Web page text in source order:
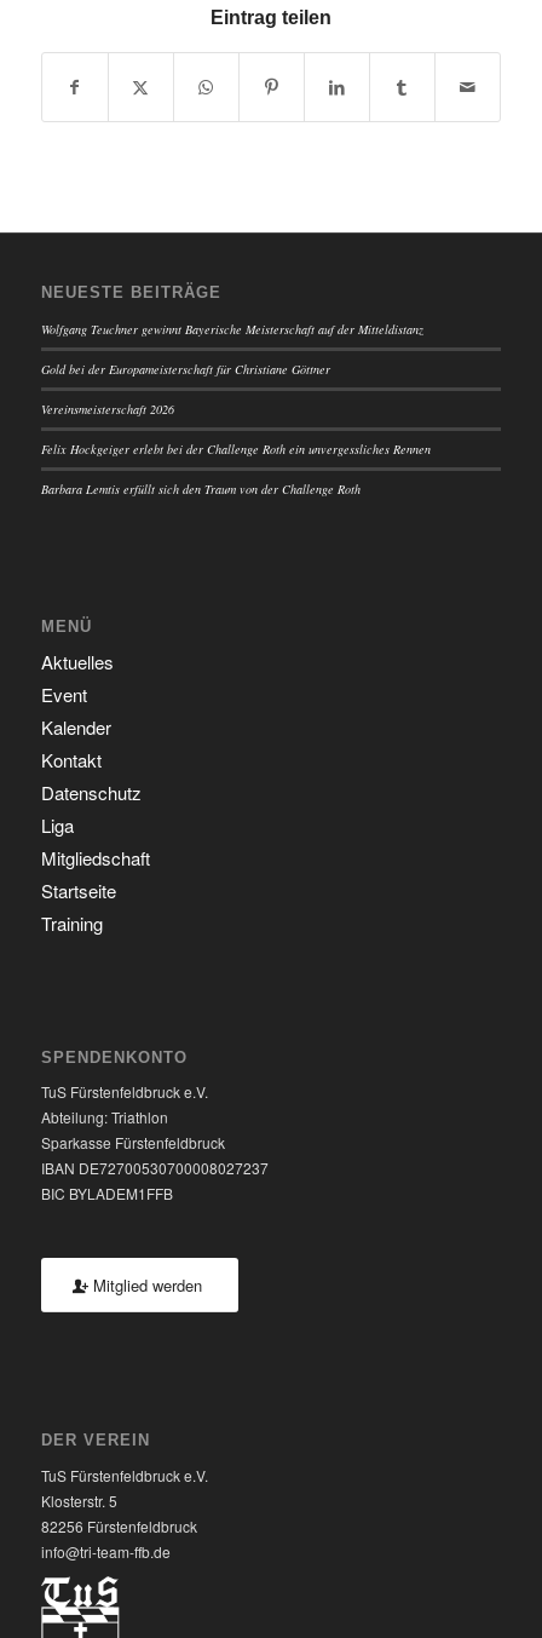
Eintrag teilen
NEUESTE BEITRÄGE
Wolfgang Teuchner gewinnt Bayerische Meisterschaft auf der Mitteldistanz
Gold bei der Europameisterschaft für Christiane Göttner
Vereinsmeisterschaft 2026
Felix Hockgeiger erlebt bei der Challenge Roth ein unvergessliches Rennen
Barbara Lemtis erfüllt sich den Traum von der Challenge Roth
MENÜ
Aktuelles
Event
Kalender
Kontakt
Datenschutz
Liga
Mitgliedschaft
Startseite
Training
SPENDENKONTO
TuS Fürstenfeldbruck e.V.
Abteilung: Triathlon
Sparkasse Fürstenfeldbruck
IBAN DE72700530700008027237
BIC BYLADEM1FFB
Mitglied werden
DER VEREIN
TuS Fürstenfeldbruck e.V.
Klosterstr. 5
82256 Fürstenfeldbruck
info@tri-team-ffb.de